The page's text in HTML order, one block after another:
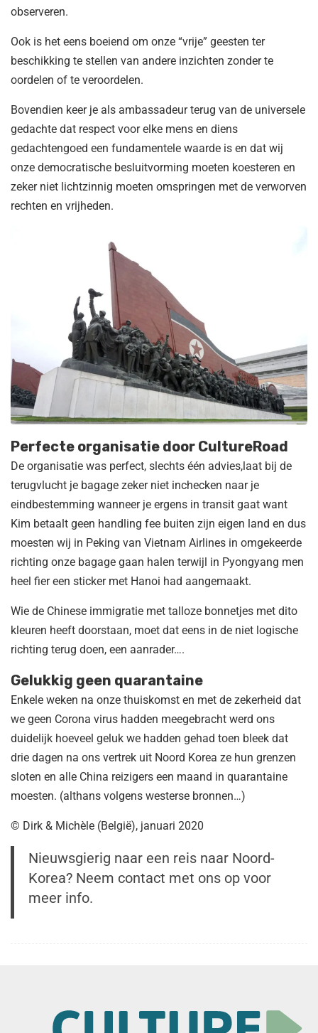
observeren.
Ook is het eens boeiend om onze “vrije” geesten ter
beschikking te stellen van andere inzichten zonder te
oordelen of te veroordelen.
Bovendien keer je als ambassadeur terug van de universele
gedachte dat respect voor elke mens en diens
gedachtengoed een fundamentele waarde is en dat wij
onze democratische besluitvorming moeten koesteren en
zeker niet lichtzinnig moeten omspringen met de verworven
rechten en vrijheden.
Perfecte organisatie door CultureRoad
De organisatie was perfect, slechts één advies,laat bij de
terugvlucht je bagage zeker niet inchecken naar je
eindbestemming wanneer je ergens in transit gaat want
Kim betaalt geen handling fee buiten zijn eigen land en dus
moesten wij in Peking van Vietnam Airlines in omgekeerde
richting onze bagage gaan halen terwijl in Pyongyang men
heel fier een sticker met Hanoi had aangemaakt.
Wie de Chinese immigratie met talloze bonnetjes met dito
kleuren heeft doorstaan, moet dat eens in de niet logische
richting terug doen, een aanrader….
Gelukkig geen quarantaine
Enkele weken na onze thuiskomst en met de zekerheid dat
we geen Corona virus hadden meegebracht werd ons
duidelijk hoeveel geluk we hadden gehad toen bleek dat
drie dagen na ons vertrek uit Noord Korea ze hun grenzen
sloten en alle China reizigers een maand in quarantaine
moesten. (althans volgens westerse bronnen…)
© Dirk & Michèle (België), januari 2020
Nieuwsgierig naar een reis naar Noord-
Korea? Neem contact met ons op voor
meer info.